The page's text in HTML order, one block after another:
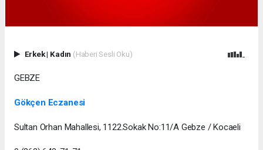
Erkek| Kadın (Haberi Sesli Oku)
GEBZE
Gökçen Eczanesi
Sultan Orhan Mahallesi, 1122.Sokak No:11/A Gebze / Kocaeli